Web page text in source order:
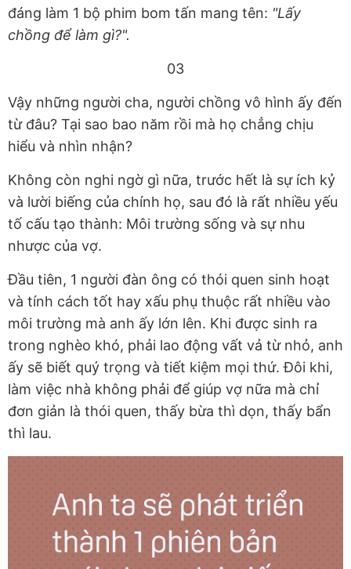
đáng làm 1 bộ phim bom tấn mang tên: "Lấy
chồng để làm gì?".
03
Vậy những người cha, người chồng vô hình ấy đến
từ đâu? Tại sao bao năm rồi mà họ chẳng chịu
hiểu và nhìn nhận?
Không còn nghi ngờ gì nữa, trước hết là sự ích kỷ
và lười biếng của chính họ, sau đó là rất nhiều yếu
tố cấu tạo thành: Môi trường sống và sự nhu
nhược của vợ.
Đầu tiên, 1 người đàn ông có thói quen sinh hoạt
và tính cách tốt hay xấu phụ thuộc rất nhiều vào
môi trường mà anh ấy lớn lên. Khi được sinh ra
trong nghèo khó, phải lao động vất vả từ nhỏ, anh
ấy sẽ biết quý trọng và tiết kiệm mọi thứ. Đôi khi,
làm việc nhà không phải để giúp vợ nữa mà chỉ
đơn giản là thói quen, thấy bừa thì dọn, thấy bẩn
thì lau.